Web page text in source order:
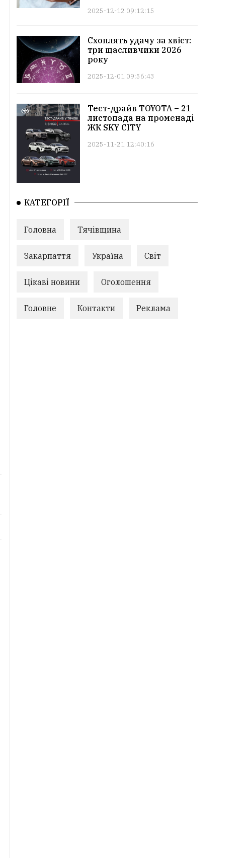
2025-12-12 09:12:15
Схоплять удачу за хвіст:
три щасливчики 2026
року
2025-12-01 09:56:43
Тест-драйв TOYOTA – 21
листопада на променаді
ЖК SKY CITY
2025-11-21 12:40:16
КАТЕГОРІЇ
Головна Тячівщина
Закарпаття Україна Світ
Цікаві новини Оголошення
Головне Контакти Реклама